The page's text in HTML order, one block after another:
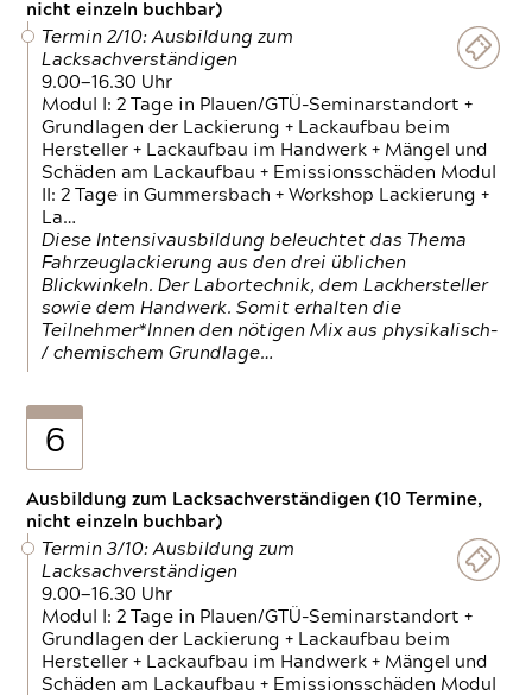
nicht einzeln buchbar)
Termin 2/10: Ausbildung zum
Lacksachverständigen
9.00—16.30 Uhr
Modul I: 2 Tage in Plauen/GTÜ-Seminarstandort +
Grundlagen der Lackierung + Lackaufbau beim
Hersteller + Lackaufbau im Handwerk + Mängel und
Schäden am Lackaufbau + Emissionsschäden Modul
II: 2 Tage in Gummersbach + Workshop Lackierung +
La…
Diese Intensivausbildung beleuchtet das Thema
Fahrzeuglackierung aus den drei üblichen
Blickwinkeln. Der Labortechnik, dem Lackhersteller
sowie dem Handwerk. Somit erhalten die
Teilnehmer*Innen den nötigen Mix aus physikalisch-
/ chemischem Grundlage…
6
Ausbildung zum Lacksachverständigen (10 Termine,
nicht einzeln buchbar)
Termin 3/10: Ausbildung zum
Lacksachverständigen
9.00—16.30 Uhr
Modul I: 2 Tage in Plauen/GTÜ-Seminarstandort +
Grundlagen der Lackierung + Lackaufbau beim
Hersteller + Lackaufbau im Handwerk + Mängel und
Schäden am Lackaufbau + Emissionsschäden Modul